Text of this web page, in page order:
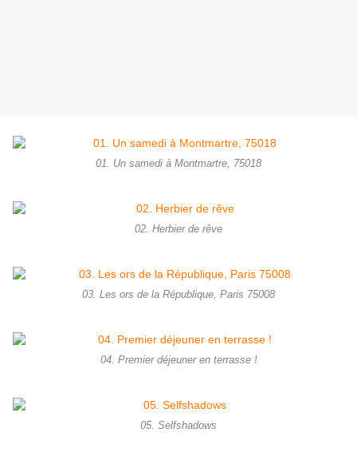
01. Un samedi à Montmartre, 75018
02. Herbier de rêve
03. Les ors de la République, Paris 75008
04. Premier déjeuner en terrasse !
05. Selfshadows